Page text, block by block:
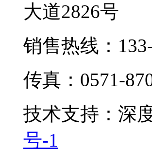
大道2826号
销售热线：
传真：0571-
技术支持： 深
号-1